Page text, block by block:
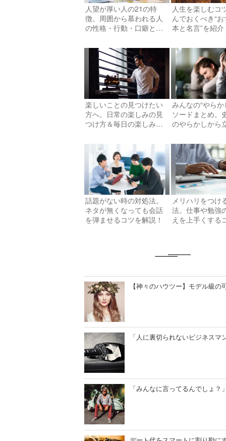
人望が厚い人の21の特
徴。周囲から慕われる人
の性格・行動・口癖と
人生を楽しむコ
んでおくべき“
本と名言”を紹介
楽しいことの見つけたい
方へ。日常の楽しみの見
つけ方＆毎日の楽しみ方
みんなの“やらか
ソードまとめ。
のやらかしから
話題がない時の対処法。
ネタが無くなっても会話
を弾ませるコツを解説！
メリハリをつけ
法。仕事や勉強
えを上手くする
【神々のハウツー】モデル級
「人に裏切られないビジネス
「みんなに言ってるんでしょ